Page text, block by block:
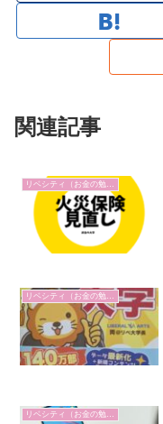
関連記事
リベシティ（お金の勉強）
リベシティ（お金の勉強）